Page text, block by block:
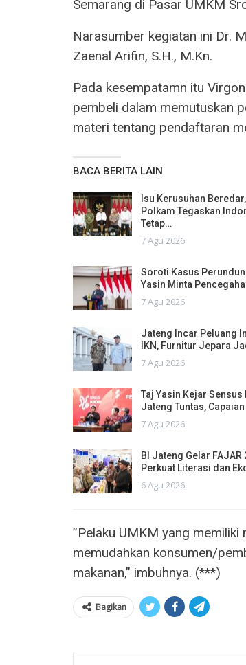
Semarang di Pasar UMKM
Narasumber kegiatan ini Dr.
Zaenal Arifin, S.H., M.Kn.
Pada kesempatamn itu
pembeli dalam memutuskan
materi tentang pendaftaran
BACA BERITA LAIN
Isu Kerusuhan
Polkam Tegaskan
Tetap…
7 Agu 2026
Soroti Kasus
Yasin Minta
7 Agu 2026
Jateng Incar Peluang
IKN, Furnitur Jepara
7 Agu 2026
Taj Yasin Kejar Sensus
Jateng Tuntas,
7 Agu 2026
BI Jateng Gelar FAJAR
Perkuat Literasi dan
6 Agu 2026
”Pelaku UMKM yang
memudahkan konsumen/
makanan,” imbuhnya. (***)
Bagikan